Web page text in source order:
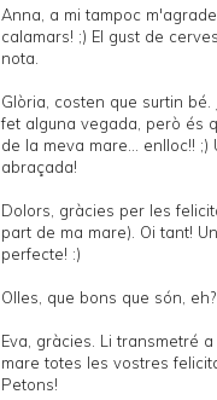
Anna, a mi tampoc
calamars! ;) El gust de
nota.
Glòria, costen que surtin bé.
fet alguna vegada, però és
de la meva mare... enlloc!! ;)
abraçada!
Dolors, gràcies per les
part de ma mare). Oi tant!
perfecte! :)
Olles, que bons que són, eh?
Eva, gràcies. Li transmetré
mare totes les vostres
Petons!